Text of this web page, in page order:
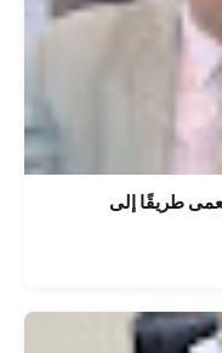
طريقًا إلى